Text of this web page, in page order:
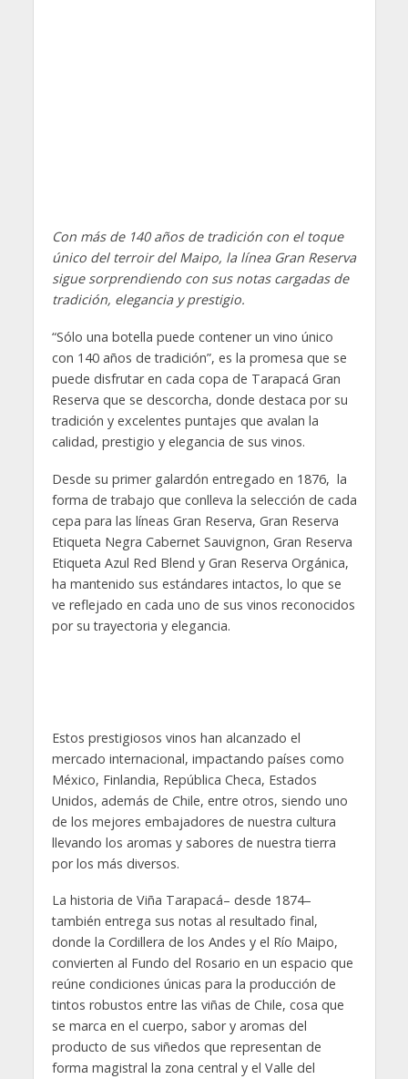
Con más de 140 años de tradición con el toque
único del terroir del Maipo, la línea Gran Reserva
sigue sorprendiendo con sus notas cargadas de
tradición, elegancia y prestigio.
“Sólo una botella puede contener un vino único
con 140 años de tradición”, es la promesa que se
puede disfrutar en cada copa de Tarapacá Gran
Reserva que se descorcha, donde destaca por su
tradición y excelentes puntajes que avalan la
calidad, prestigio y elegancia de sus vinos.
Desde su primer galardón entregado en 1876, la
forma de trabajo que conlleva la selección de cada
cepa para las líneas Gran Reserva, Gran Reserva
Etiqueta Negra Cabernet Sauvignon, Gran Reserva
Etiqueta Azul Red Blend y Gran Reserva Orgánica,
ha mantenido sus estándares intactos, lo que se
ve reflejado en cada uno de sus vinos reconocidos
por su trayectoria y elegancia.
Estos prestigiosos vinos han alcanzado el
mercado internacional, impactando países como
México, Finlandia, República Checa, Estados
Unidos, además de Chile, entre otros, siendo uno
de los mejores embajadores de nuestra cultura
llevando los aromas y sabores de nuestra tierra
por los más diversos.
La historia de Viña Tarapacá– desde 1874–
también entrega sus notas al resultado final,
donde la Cordillera de los Andes y el Río Maipo,
convierten al Fundo del Rosario en un espacio que
reúne condiciones únicas para la producción de
tintos robustos entre las viñas de Chile, cosa que
se marca en el cuerpo, sabor y aromas del
producto de sus viñedos que representan de
forma magistral la zona central y el Valle del